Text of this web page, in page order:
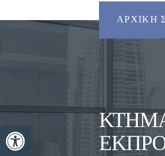
Ανοίξτε τη γραμμή
ΑΡΧΙΚΉ